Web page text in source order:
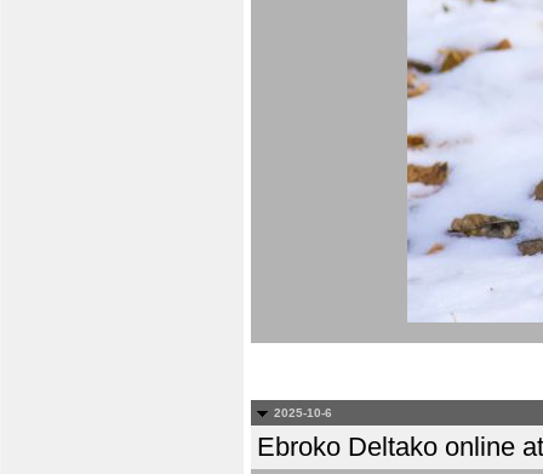
2025-10-6
Ebroko Deltako online